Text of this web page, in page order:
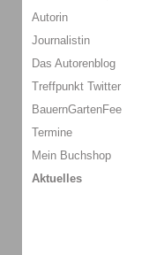
Autorin
Journalistin
Das Autorenblog
Treffpunkt Twitter
BauernGartenFee
Termine
Mein Buchshop
Aktuelles